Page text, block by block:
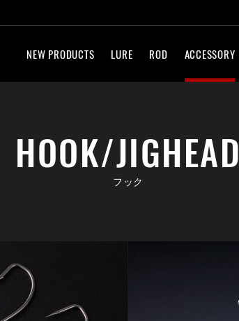
NEW PRODUCTS LURE ROD ACCESSORY
HOOK/JIGHEAD
フック